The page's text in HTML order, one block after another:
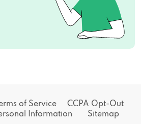
of Service
CCPA Opt-Out
Information
Sitemap